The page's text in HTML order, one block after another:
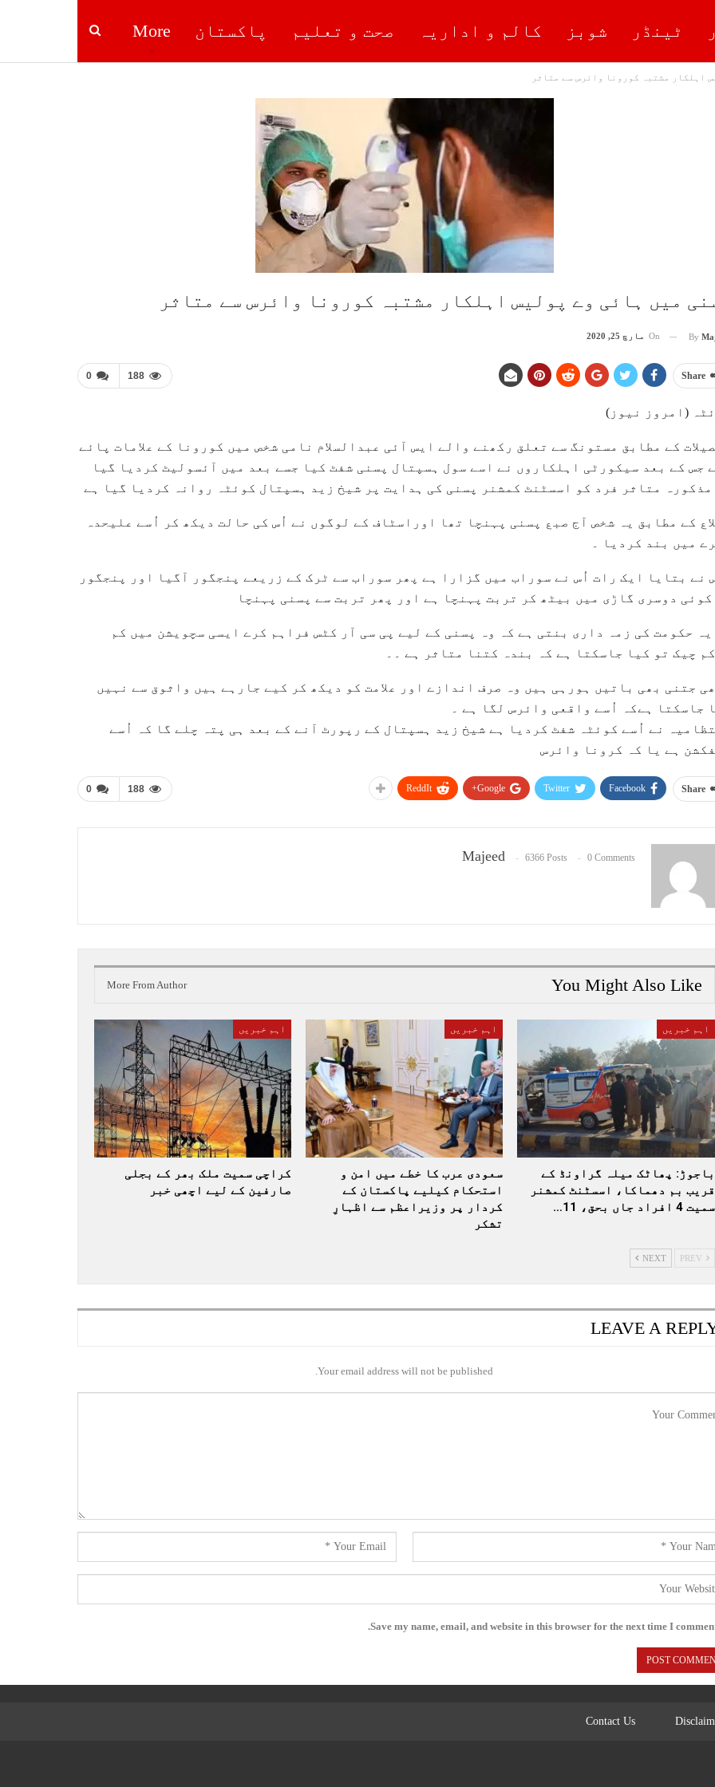
ٹینڈر شوبز کالم و اداریہ صحت و تعلیم پاکستان More
اہلکار مشتبہ کورونا وائرس سے متاثر
میں ہائی وے پولیس اہلکار مشتبہ کورونا وائرس سے متاثر
By
On مارچ 25, 2020
0 188 Share
(امروز نیوز)
کے مطابق مستونگ سے تعلق رکھنے والے ایس آئی عبدالسلام نامی شخص میں کورونا کے علامات پائے
جس کے بعد سیکورٹی اہلکاروں نے اسے سول ہسپتال پسنی شفٹ کیا جسے بعد میں آئسولیٹ کردیا گیا
مذکورہ متاثر فرد کو اسسٹنٹ کمشنر پسنی کی ہدایت پر شیخ زید ہسپتال کوئٹہ روانہ کردیا گیا ہے
کے مطابق یہ شخص آج صبع پسنی پہنچا تھا اوراسٹاف کے لوگوں نے اُس کی حالت دیکھ کر اُسے علیحدہ
میں بند کردیا ۔
نے بتایا ایک رات اُس نے سوراب میں گزارا ہے پھر سوراب سے ٹرک کے زریعے پنجگور آگیا اور پنجگور
کوئی دوسری گاڑی میں بیٹھ کر تربت پہنچا ہے اور پھر تربت سے پسنی پہنچا
یہ حکومت کی زمہ داری بنتی ہے کہ وہ پسنی کے لیے پی سی آر کٹس فراہم کرے ایسی سچویشن میں کم
چیک تو کیا جاسکتا ہے کہ بندہ کتنا متاثر ہے ۔۔
جتنی بھی باتیں ہورہی ہیں وہ صرف اندازے اور علامت کو دیکھ کر کیے جارہے ہیں واثوق سے نہیں
جاسکتا ہےکہ اُسے واقعی وائرس لگا ہے ۔
نے اُسے کوئٹہ شفٹ کردیا ہے شیخ زید ہسپتال کے رپورٹ آنے کے بعد ہی پتہ چلے گا کہ اُسے
ہے یا کہ کرونا وائرس
0 188 Share
Facebook
Twitter
Google+
ReddIt
Majeed 6366 Posts 0 Comments
You Might Also Like
More From Author
اہم خبریں
باجوڑ: پھاٹک میلہ گراونڈ کے
قریب بم دھماکا، اسسٹنٹ کمشنر
سمیت 4 افراد جاں بحق، 11…
اہم خبریں
سعودی عرب کا خطے میں امن و
استحکام کیلیے پاکستان کے
کردار پر وزیراعظم سے اظہارِ
تشکر
اہم خبریں
کراچی سمیت ملک بھر کے بجلی
صارفین کے لیے اچھی خبر
NEXT
LEAVE A
Your email address will not be published.
Save my name, email, and website in this browser for the next time I
Contact Us